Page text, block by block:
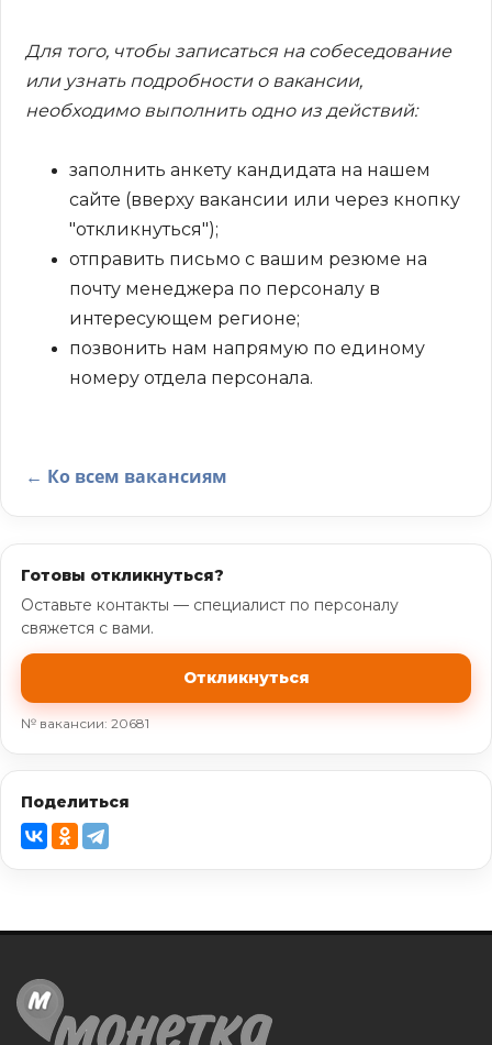
Для того, чтобы записаться на собеседование
или узнать подробности о вакансии,
необходимо выполнить одно из действий:
заполнить анкету кандидата на нашем
сайте (вверху вакансии или через кнопку
"откликнуться");
отправить письмо с вашим резюме на
почту менеджера по персоналу в
интересующем регионе;
позвонить нам напрямую по единому
номеру отдела персонала.
← Ко всем вакансиям
Готовы откликнуться?
Оставьте контакты — специалист по персоналу
свяжется с вами.
Откликнуться
№ вакансии: 20681
Поделиться